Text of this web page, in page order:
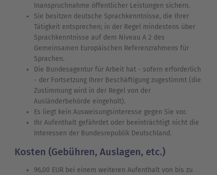
Inanspruchnahme öffentlicher Leistungen sichern.
Sie besitzen deutsche Sprachkenntnisse, die Ihrer
Tätigkeit entsprechen; in der Regel mindestens über
Sprachkenntnisse auf dem Niveau A 2 des
Gemeinsamen Europäischen Referenzrahmens für
Sprachen.
Die Bundesagentur für Arbeit hat - sofern erforderlich
- der Fortsetzung Ihrer Beschäftigung zugestimmt (die
Zustimmung wird in der Regel von der
Ausländerbehörde eingeholt).
Es liegt kein Ausweisungsinteresse gegen Sie vor.
Ihr Aufenthalt gefährdet oder beeinträchtigt nicht die
Interessen der Bundesrepublik Deutschland.
Kosten (Gebühren, Auslagen, etc.)
96,00 EUR bei einem weiteren Aufenthalt von bis zu